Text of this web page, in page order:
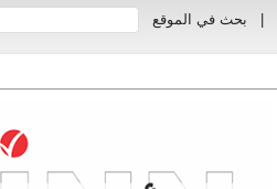
بحث في الموقع